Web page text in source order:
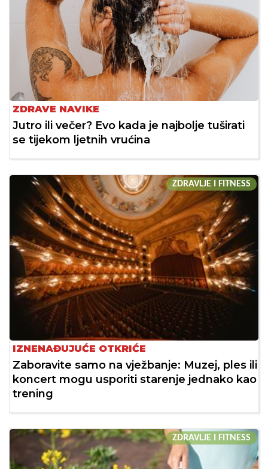
ZDRAVE NAVIKE
Jutro ili večer? Evo kada je najbolje tuširati
se tijekom ljetnih vrućina
ZDRAVLJE I FITNESS
IZNENAĐUJUĆE OTKRIĆE
Zaboravite samo na vježbanje: Muzej, ples ili
koncert mogu usporiti starenje jednako kao
trening
ZDRAVLJE I FITNESS